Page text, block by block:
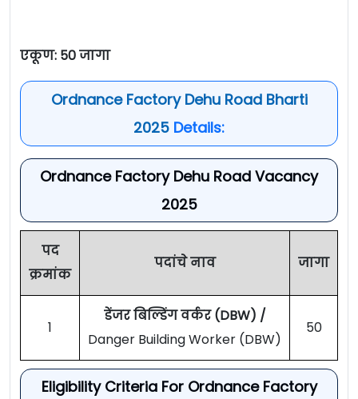
एकूण: 50 जागा
Ordnance Factory Dehu Road Bharti
2025 Details:
Ordnance Factory Dehu Road Vacancy
2025
पद
क्रमांक
पदांचे नाव जागा
1
डेंजर बिल्डिंग वर्कर (DBW) /
Danger Building Worker (DBW)
50
Eligibility Criteria For Ordnance Factory